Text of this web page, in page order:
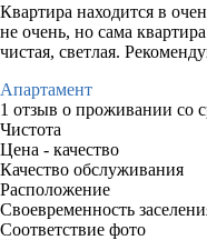
Квартира находится в
не очень, но сама
чистая, светлая.
Апартамент
1 отзыв о проживании со
Чистота
Цена - качество
Качество обслуживания
Расположение
Своевременность
Соответствие фото